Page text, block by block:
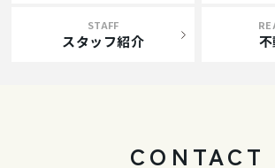
STAFF
スタッフ紹介
CONTACT